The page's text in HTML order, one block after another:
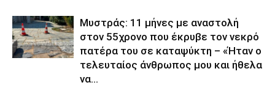
Μυστράς: 11 μήνες με αναστολή
στον 55χρονο που έκρυβε τον νεκρό
πατέρα του σε καταψύκτη – «Ήταν ο
τελευταίος άνθρωπος μου και ήθελα
να...